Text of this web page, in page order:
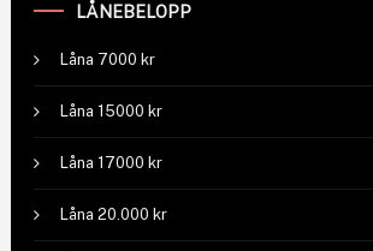
LÅNEBELOPP
Låna 7000 kr
Låna 15000 kr
Låna 17000 kr
Låna 20.000 kr